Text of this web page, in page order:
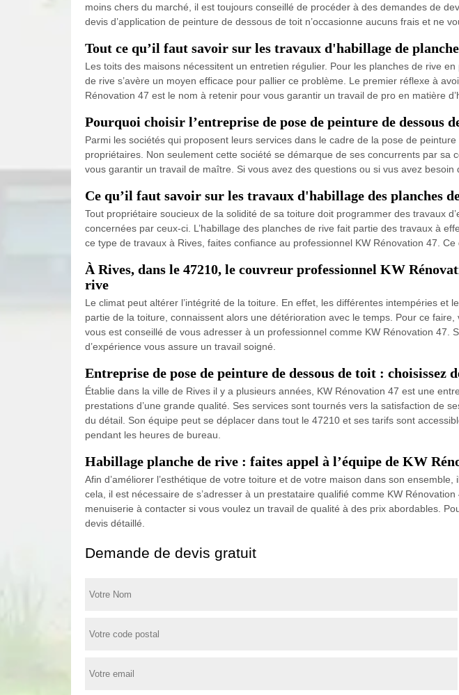
moins chers du marché, il est toujours conseillé de procéder à des demandes de
devis d’application de peinture de dessous de toit n’occasionne aucuns frais et ne
Tout ce qu’il faut savoir sur les travaux d'habillage de
Les toits des maisons nécessitent un entretien régulier. Pour les planches de rive
de rive s’avère un moyen efficace pour pallier ce problème. Le premier réflexe à
Rénovation 47 est le nom à retenir pour vous garantir un travail de pro en matière
Pourquoi choisir l’entreprise de pose de peinture de dessous
Parmi les sociétés qui proposent leurs services dans le cadre de la pose de
propriétaires. Non seulement cette société se démarque de ses concurrents par
vous garantir un travail de maître. Si vous avez des questions ou si vus avez
Ce qu’il faut savoir sur les travaux d'habillage des planches
Tout propriétaire soucieux de la solidité de sa toiture doit programmer des travaux
concernées par ceux-ci. L’habillage des planches de rive fait partie des travaux à
ce type de travaux à Rives, faites confiance au professionnel KW Rénovation 47.
À Rives, dans le 47210, le couvreur professionnel KW
rive
Le climat peut altérer l’intégrité de la toiture. En effet, les différentes intempéries
partie de la toiture, connaissent alors une détérioration avec le temps. Pour ce
vous est conseillé de vous adresser à un professionnel comme KW Rénovation
d’expérience vous assure un travail soigné.
Entreprise de pose de peinture de dessous de toit : choisissez
Établie dans la ville de Rives il y a plusieurs années, KW Rénovation 47 est une
prestations d’une grande qualité. Ses services sont tournés vers la satisfaction de
du détail. Son équipe peut se déplacer dans tout le 47210 et ses tarifs sont
pendant les heures de bureau.
Habillage planche de rive : faites appel à l’équipe de KW
Afin d’améliorer l’esthétique de votre toiture et de votre maison dans son
cela, il est nécessaire de s’adresser à un prestataire qualifié comme KW
menuiserie à contacter si vous voulez un travail de qualité à des prix abordables.
devis détaillé.
Demande de devis gratuit